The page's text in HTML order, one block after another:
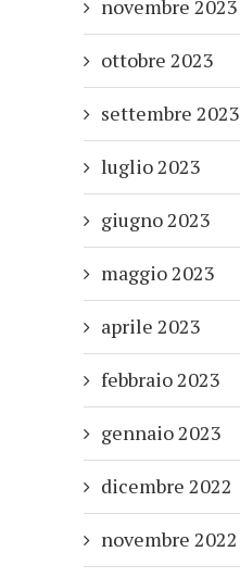
novembre 2023
ottobre 2023
settembre 2023
luglio 2023
giugno 2023
maggio 2023
aprile 2023
febbraio 2023
gennaio 2023
dicembre 2022
novembre 2022